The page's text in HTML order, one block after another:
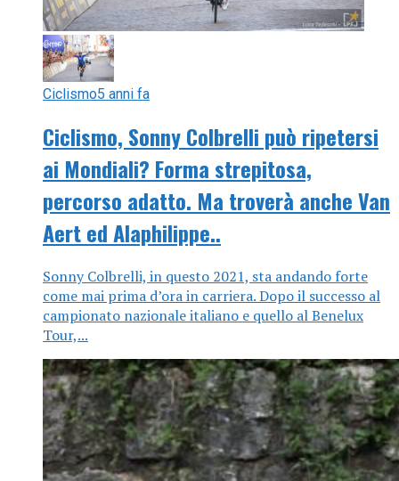
Ciclismo5 anni fa
Ciclismo, Sonny Colbrelli può ripetersi
ai Mondiali? Forma strepitosa,
percorso adatto. Ma troverà anche Van
Aert ed Alaphilippe..
Sonny Colbrelli, in questo 2021, sta andando forte
come mai prima d’ora in carriera. Dopo il successo al
campionato nazionale italiano e quello al Benelux
Tour,...